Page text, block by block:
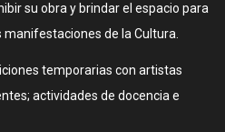
su obra y brindar el espacio para
de la Cultura.
temporarias con artistas
actividades de docencia e